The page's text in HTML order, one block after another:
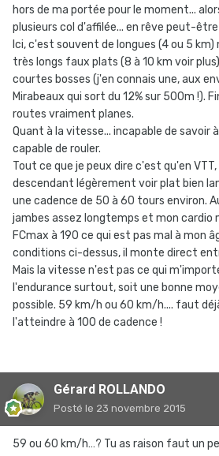
hors de ma portée pour le moment...
plusieurs col d'affilée... en rêve peut-être
Ici, c'est souvent de longues (4 ou 5 km)
très longs faux plats (8 à 10 km voir
courtes bosses (j'en connais une, aux
Mirabeaux qui sort du 12% sur 500m !).
routes vraiment planes.
Quant à la vitesse... incapable de savoir
capable de rouler.
Tout ce que je peux dire c'est qu'en
descendant légèrement voir plat bien
une cadence de 50 à 60 tours environ.
jambes assez longtemps et mon cardio
FCmax à 190 ce qui est pas mal à mon
conditions ci-dessus, il monte direct
Mais la vitesse n'est pas ce qui
l'endurance surtout, soit une bonne
possible. 59 km/h ou 60 km/h.... faut
l'atteindre à 100 de cadence !
Gérard ROLLANDO
Posté le 23 novembre 2015
59 ou 60 km/h…? Tu as raison faut un